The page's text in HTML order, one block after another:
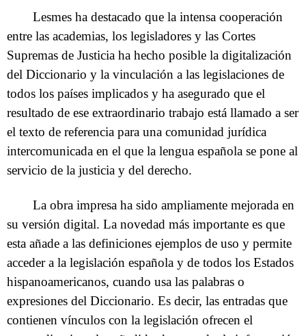
Lesmes ha destacado que la intensa cooperación
entre las academias, los legisladores y las Cortes
Supremas de Justicia ha hecho posible la digitalización
del Diccionario y la vinculación a las legislaciones de
todos los países implicados y ha asegurado que el
resultado de ese extraordinario trabajo está llamado a ser
el texto de referencia para una comunidad jurídica
intercomunicada en el que la lengua española se pone al
servicio de la justicia y del derecho.
La obra impresa ha sido ampliamente mejorada en
su versión digital. La novedad más importante es que
esta añade a las definiciones ejemplos de uso y permite
acceder a la legislación española y de todos los Estados
hispanoamericanos, cuando usa las palabras o
expresiones del Diccionario. Es decir, las entradas que
contienen vínculos con la legislación ofrecen el